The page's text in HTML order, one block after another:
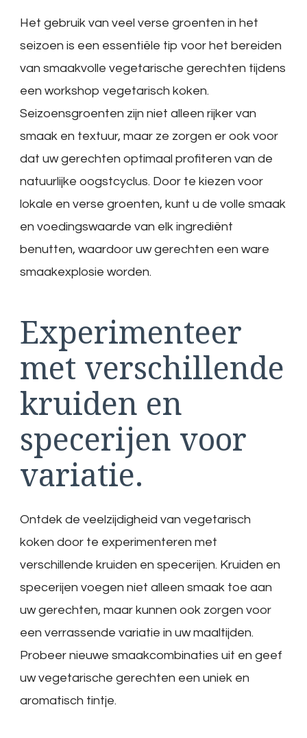
Het gebruik van veel verse groenten in het
seizoen is een essentiële tip voor het bereiden
van smaakvolle vegetarische gerechten tijdens
een workshop vegetarisch koken.
Seizoensgroenten zijn niet alleen rijker van
smaak en textuur, maar ze zorgen er ook voor
dat uw gerechten optimaal profiteren van de
natuurlijke oogstcyclus. Door te kiezen voor
lokale en verse groenten, kunt u de volle smaak
en voedingswaarde van elk ingrediënt
benutten, waardoor uw gerechten een ware
smaakexplosie worden.
Experimenteer
met verschillende
kruiden en
specerijen voor
variatie.
Ontdek de veelzijdigheid van vegetarisch
koken door te experimenteren met
verschillende kruiden en specerijen. Kruiden en
specerijen voegen niet alleen smaak toe aan
uw gerechten, maar kunnen ook zorgen voor
een verrassende variatie in uw maaltijden.
Probeer nieuwe smaakcombinaties uit en geef
uw vegetarische gerechten een uniek en
aromatisch tintje.